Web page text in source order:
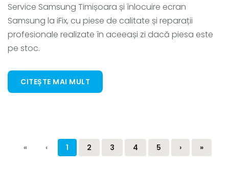
Service Samsung Timișoara și înlocuire ecran
Samsung la iFix, cu piese de calitate și reparații
profesionale realizate în aceeași zi dacă piesa este
pe stoc.
CITEȘTE MAI MULT
« ‹ 1 2 3 4 5 › »